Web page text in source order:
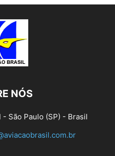
NÓS
- São Paulo (SP) - Brasil